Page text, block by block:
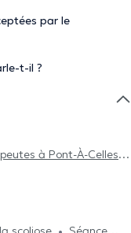
par le
t-il ?
à Pont-À-Celles